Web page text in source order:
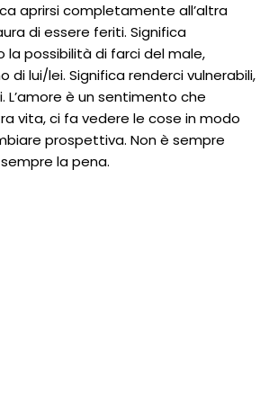
aprirsi completamente all’altra
di essere feriti. Significa
la possibilità di farci del male,
di lui/lei. Significa renderci vulnerabili,
L’amore è un sentimento che
vita, ci fa vedere le cose in modo
prospettiva. Non è sempre
la pena.